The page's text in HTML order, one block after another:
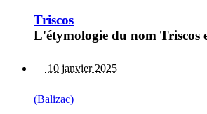
Triscos
L'étymologie du nom Triscos
10 janvier 2025
(Balizac)